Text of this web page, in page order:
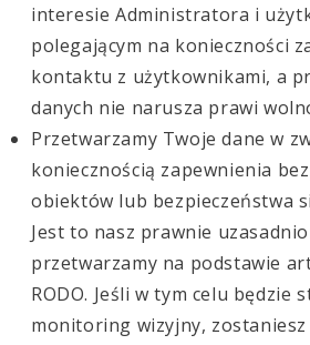
interesie Administratora i
polegającym na konieczności
kontaktu z użytkownikami, a
danych nie narusza prawi
Przetwarzamy Twoje dane w
koniecznością zapewnienia
obiektów lub bezpieczeństwa
Jest to nasz prawnie
przetwarzamy na podstawie
RODO. Jeśli w tym celu będzie
monitoring wizyjny, zostaniesz